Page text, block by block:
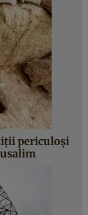
periculoși